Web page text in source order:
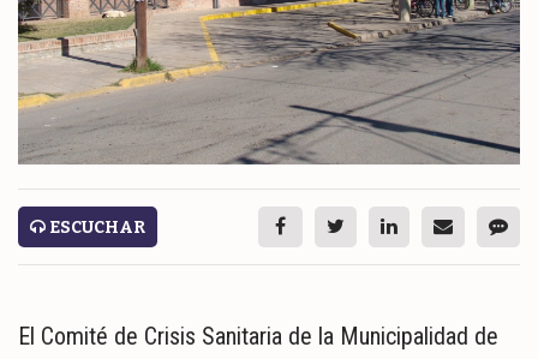
REGIONALES
SOCIEDAD
SALUD
SERVICIOS
ESCUCHAR
El Comité de Crisis Sanitaria de la Municipalidad de